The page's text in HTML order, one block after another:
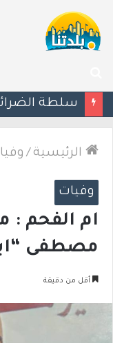
عن
الرئيسية /
وفيات
ام الفحم
مصطفى
أقل من دقيقة